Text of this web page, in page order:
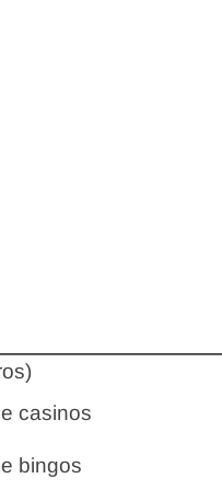
casinos
bingos